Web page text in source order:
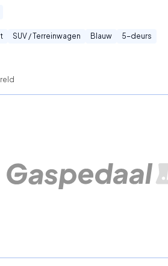
SUV / Terreinwagen Blauw 5-deurs